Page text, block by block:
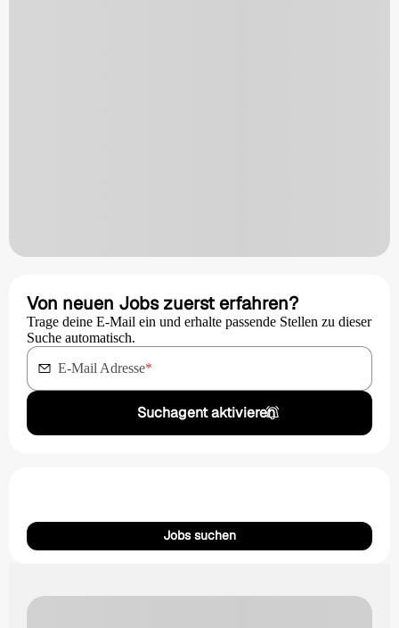
Von neuen Jobs zuerst erfahren?
Trage deine E-Mail ein und erhalte passende Stellen zu dieser
Suche automatisch.
E-Mail Adresse*
Suchagent aktivieren
Jobs suchen